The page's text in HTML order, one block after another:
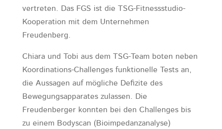
vertreten. Das FGS ist die TSG-Fitnessstudio-
Kooperation mit dem Unternehmen
Freudenberg.
Chiara und Tobi aus dem TSG-Team boten neben
Koordinations-Challenges funktionelle Tests an,
die Aussagen auf mögliche Defizite des
Bewegungsapparates zulassen. Die
Freudenberger konnten bei den Challenges bis
zu einem Bodyscan (Bioimpedanzanalyse)